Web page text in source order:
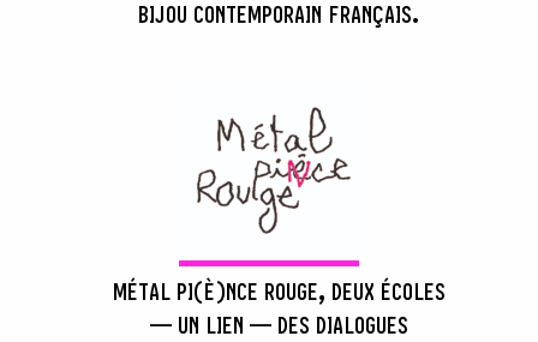
BIJOU CONTEMPORAIN FRANÇAIS.
MÉTAL PI(È)NCE ROUGE, DEUX ÉCOLES
— UN LIEN — DES DIALOGUES